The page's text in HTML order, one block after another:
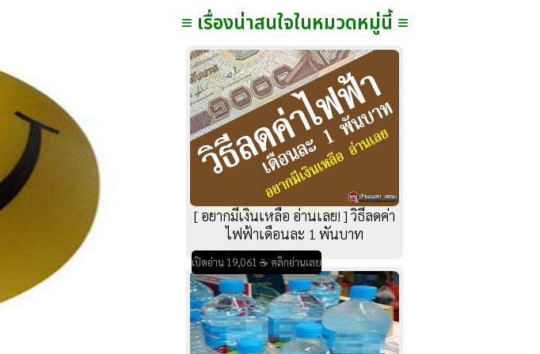
≡ เรื่องน่าสนใจในหมวดหมู่นี้ ≡
[ อยากมีเงินเหลือ อ่านเลย! ] วิธีลดค่า
ไฟฟ้าเดือนละ 1 พันบาท
เปิดอ่าน 19,061 ☕ คลิกอ่านเลย